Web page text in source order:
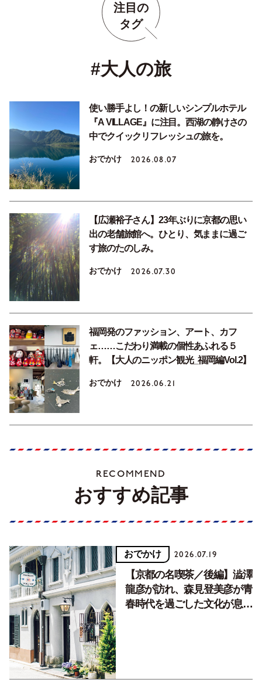
注目の
タグ
#大人の旅
使い勝手よし！の新しいシンプルホテル
『A VILLAGE』に注目。西湖の静けさの
中でクイックリフレッシュの旅を。
おでかけ 2026.08.07
【広瀬裕子さん】23年ぶりに京都の思い
出の老舗旅館へ。ひとり、気ままに過ご
す旅のたのしみ。
おでかけ 2026.07.30
福岡発のファッション、アート、カフ
ェ……こだわり満載の個性あふれる５
軒。【大人のニッポン観光_福岡編Vol.2】
おでかけ 2026.06.21
RECOMMEND
おすすめ記事
おでかけ 2026.07.19
【京都の名喫茶／後編】澁澤
龍彦が訪れ、森見登美彦が青
春時代を過ごした文化が息づ